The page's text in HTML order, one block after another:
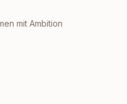
mit Ambition